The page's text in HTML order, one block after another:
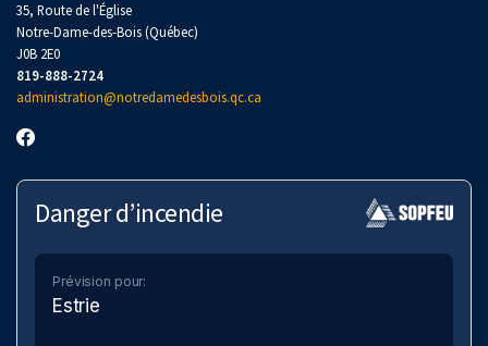
35, Route de l'Église
Notre-Dame-des-Bois (Québec)
J0B 2E0
819-888-2724
administration@notredamedesbois.qc.ca
Danger d’incendie
Prévision pour:
Estrie